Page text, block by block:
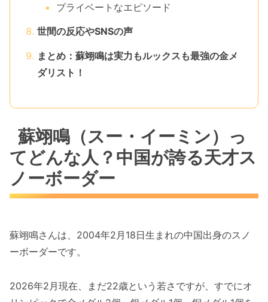
プライベートなエピソード
世間の反応やSNSの声
まとめ：蘇翊鳴は実力もルックスも最強の金メ
ダリスト！
蘇翊鳴（スー・イーミン）っ
てどんな人？中国が誇る天才ス
ノーボーダー
蘇翊鳴さんは、2004年2月18日生まれの中国出身のスノ
ーボーダーです。
2026年2月現在、まだ22歳という若さですが、すでにオ